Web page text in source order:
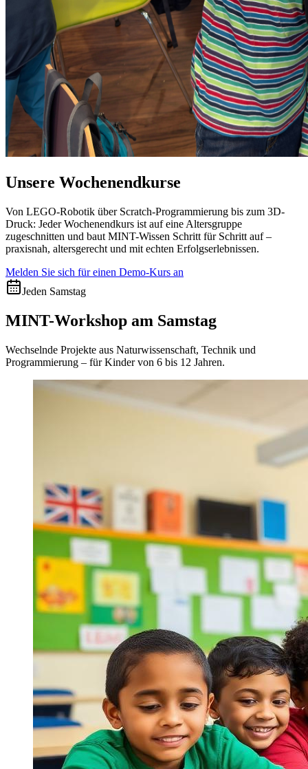
Unsere Wochenendkurse
Von LEGO-Robotik über Scratch-Programmierung bis zum 3D-
Druck: Jeder Wochenendkurs ist auf eine Altersgruppe
zugeschnitten und baut MINT-Wissen Schritt für Schritt auf –
praxisnah, altersgerecht und mit echten Erfolgserlebnissen.
Melden Sie sich für einen Demo-Kurs an
Jeden Samstag
MINT-Workshop am Samstag
Wechselnde Projekte aus Naturwissenschaft, Technik und
Programmierung – für Kinder von 6 bis 12 Jahren.